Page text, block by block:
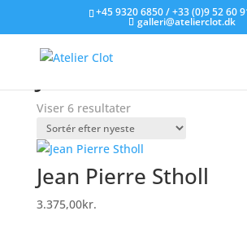
+45 9320 6850 / +33 (0)9 52 60
galleri@atelierclot.dk
Forside/Litografier til salg
Viser 6 resultaterSorteret
efter
seneste
Jean Pierre Stholl
3.375,00kr.